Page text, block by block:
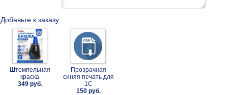
Добавьте к заказу:
Штемпельная
краска
349 руб.
Прозрачная
синяя печать для
1С
150 руб.